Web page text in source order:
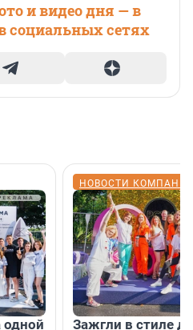
и видео дня — в
социальных сетях
одной
НОВОСТИ
Зажгли в стиле